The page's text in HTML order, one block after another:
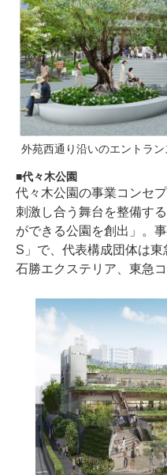
外苑西通り沿いのエントラン
代々木公園
代々木公園の事業コンセ
刺激し合う舞台を整備す
ができる公園を創出」。
S」で、代表構成団体は東
石勝エクステリア、東急コ